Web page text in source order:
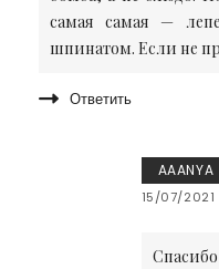
самая самая —
шпинатом. Если не
Ответить
AAANYA
15/07/2021